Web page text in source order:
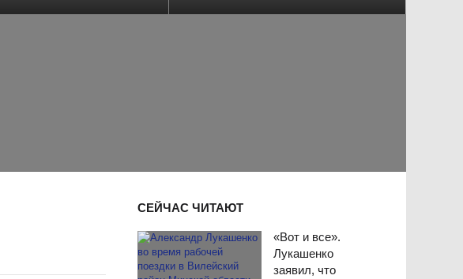
СЕЙЧАС ЧИТАЮТ
«Вот и все».
Лукашенко
заявил, что